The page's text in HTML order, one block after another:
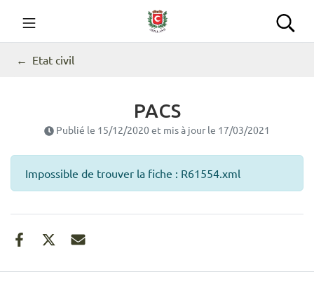
contenu
Commune de Seillans
Etat civil
PACS
Publié le 15/12/2020et mis à jour le 17/03/2021
Impossible de trouver la fiche : R61554.xml